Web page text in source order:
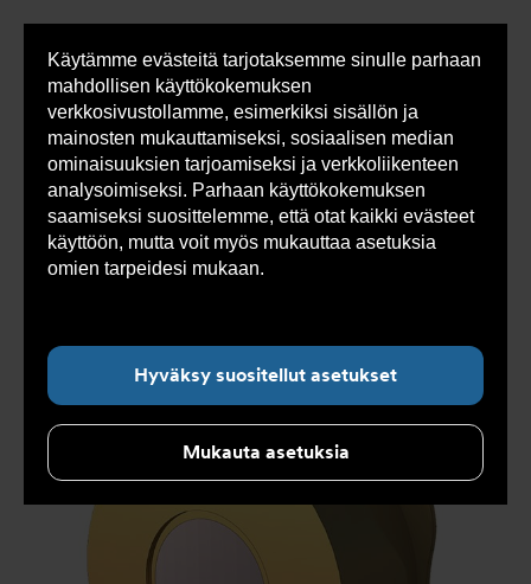
Käytämme evästeitä tarjotaksemme sinulle parhaan
mahdollisen käyttökokemuksen
verkkosivustollamme, esimerkiksi sisällön ja
mainosten mukauttamiseksi, sosiaalisen median
ominaisuuksien tarjoamiseksi ja verkkoliikenteen
analysoimiseksi. Parhaan käyttökokemuksen
saamiseksi suosittelemme, että otat kaikki evästeet
käyttöön, mutta voit myös mukauttaa asetuksia
omien tarpeidesi mukaan.
Hyväksy suositellut asetukset
Mukauta asetuksia
Olet
tässä:
Armatec > Tuotteet > Venttiilit
>
Takaiskuventtiilit
> Lautastakaiskuventtiilit
>
Lautastakaiskuventtiilit AT 1171-
>
Lautastakaiskuventtiilit AT 1171-25